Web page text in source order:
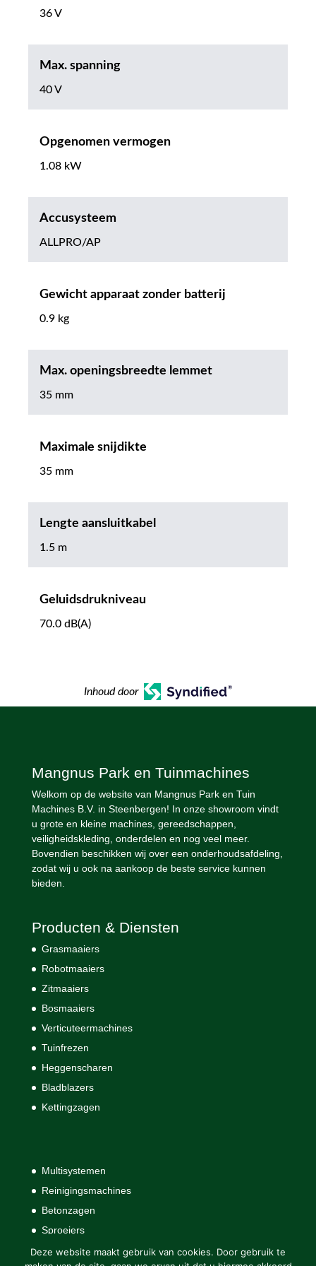
36 V
Max. spanning
40 V
Opgenomen vermogen
1.08 kW
Accusysteem
ALLPRO/AP
Gewicht apparaat zonder batterij
0.9 kg
Max. openingsbreedte lemmet
35 mm
Maximale snijdikte
35 mm
Lengte aansluitkabel
1.5 m
Geluidsdrukniveau
70.0 dB(A)
Inhoud door
Mangnus Park en Tuinmachines
Welkom op de website van Mangnus Park en Tuin
Machines B.V. in Steenbergen! In onze showroom vindt
u grote en kleine machines, gereedschappen,
veiligheidskleding, onderdelen en nog veel meer.
Bovendien beschikken wij over een onderhoudsafdeling,
zodat wij u ook na aankoop de beste service kunnen
bieden.
Producten & Diensten
Grasmaaiers
Robotmaaiers
Zitmaaiers
Bosmaaiers
Verticuteermachines
Tuinfrezen
Heggenscharen
Bladblazers
Kettingzagen
Multisystemen
Reinigingsmachines
Betonzagen
Sproeiers
Handgereedschap
Deze website maakt gebruik van cookies. Door gebruik te